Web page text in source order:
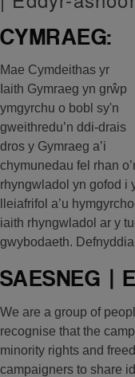
CYMRAEG:
Mae Cymdeithas yr
Iaith Gymraeg yn grŵp
ymgyrchu o bobl sy'n
gweithredu’n ddi-drais
dros y Gymraeg a’i
chymunedau fel rhan
rhyngwladol yn gofod i
lleiafrifol a’u
iaith rhyngwladol ar y
gwybodaeth.
SAESNEG |
We are a group of
recognise that the
minority rights and
campaigners to share